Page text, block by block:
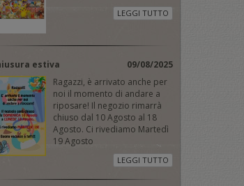
LEGGI TUTTO
estiva
09/08/2025
Ragazzi, è arrivato anche per
noi il momento di andare a
riposare! Il negozio rimarrà
chiuso dal 10 Agosto al 18
Agosto. Ci rivediamo Martedì
19 Agosto
LEGGI TUTTO